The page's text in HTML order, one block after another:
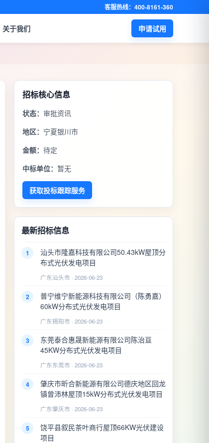
客服热线：400-8161-360
关于我们 申请试用
招标核心信息
状态： 审批资讯
地区： 宁夏银川市
金额： 待定
中标单位： 暂无
获取投标跟踪服务
最新招标信息
1
汕头市隆嘉科技有限公司50.43kW屋顶分
布式光伏发电项目
广东汕头市 · 2026-06-23
2
普宁维宁新能源科技有限公司（陈勇嘉）
60kW分布式光伏发电项目
广东揭阳市 · 2026-06-23
3
东莞泰合惠晟新能源有限公司陈治亘
45KW分布式光伏发电项目
广东东莞市 · 2026-06-23
4
肇庆市昕合新能源有限公司德庆地区回龙
镇曾沛林屋顶15kW分布式光伏发电项目
广东肇庆市 · 2026-06-23
5
饶平县叙民茶叶商行屋顶66KW光伏建设
项目